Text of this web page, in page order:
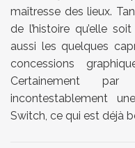
maîtresse des lieux.
de l’histoire qu’elle
aussi les quelques
concessions
Certainement
incontestablement
Switch, ce qui est déjà